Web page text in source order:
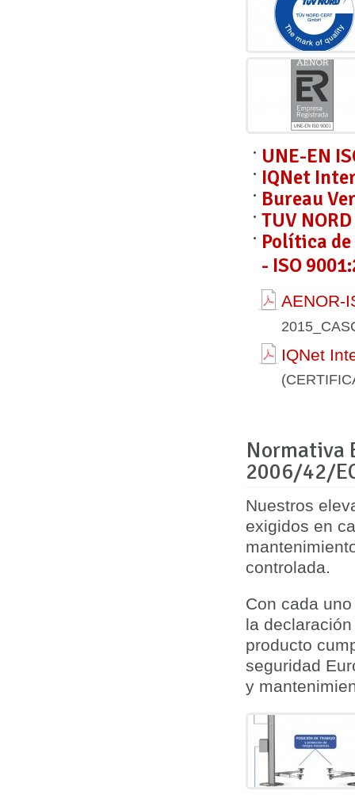
UNE-EN
IQNet
Bureau
TUV
Política de
- ISO
AENOR-
IQNet
Normativa
2006/42/
Nuestros
exigidos en
controlada.
Con cada
la
producto
seguridad
y